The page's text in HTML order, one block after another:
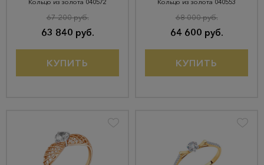
Кольцо из золота 040572
63 840 руб.
67 200 руб.
КУПИТЬ
Кольцо из золота 040553
64 600 руб.
68 000 руб.
КУПИТЬ